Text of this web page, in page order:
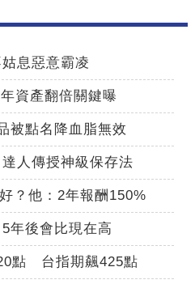
息惡意霸凌
資產翻倍關鍵曝
被點名降血脂無效
人傳授神級保存法
？他：2年報酬150%
年後會比現在高
點 台指期飆425點